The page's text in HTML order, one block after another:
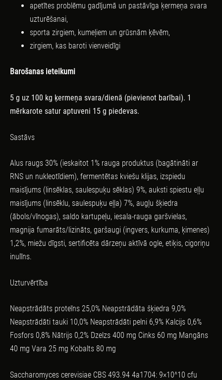
apetītes problēmu gadījumā un pastāvīga ķermeņa svara
uzturēšanai,
sporta zirgiem, kumeļiem un grūsnām ķēvēm,
zirgiem, kas baroti vienveidīgi
Barošanas ieteikumi
5 g uz 100 kg ķermeņa svara/dienā (pievienot barībai). 1
mērkarote satur aptuveni 15 g piedevas.
Sastāvs
Alus raugs 30% (ieskaitot 1% rauga produktus (bagātināti ar
RNS un nukleotīdiem), fermentētas kviešu klijas, izspiedu
maisījums (linsēklas, saulespuķu sēklas) 9%, auksti spiestu eļļu
maisījums (linsēklu, saulespuķu eļļa) 7%, augļu šķiedra
(ābols/vīnogas), saldo kartupeļu, iesala-rauga garšvielas,
magnija fumarāts/lizināts, garšaugi (ingvers, kurkuma, ķimenes)
1,2%, miežu dīgsti, sertificēta dārzeņu aktīvā ogle, etiķis, cigoriņu
inulīns.
Uzturvērtība
Neapstrādāts proteīns 25,0% Neapstrādāta šķiedra 9,0%
Neapstrādāti tauki 10,0% Neapstrādāti pelni 6,9% Kalcijs 0,6%
Fosfors 0,8% Nātrijs 0,2% Dzelzs 400 mg Cinks 60 mg Mangāns
40 mg Vara 25 mg Kobalts 80 mg
Saccharomyces cerevisiae CBS 493.94 4a1704: 9×10^10 cfu